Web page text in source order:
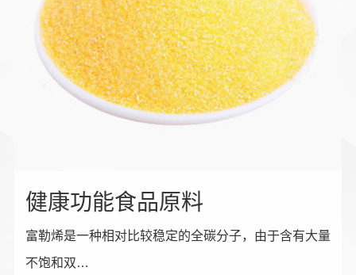
健康功能食品原料
富勒烯是一种相对比较稳定的全碳分子，由于含有大量
不饱和双…